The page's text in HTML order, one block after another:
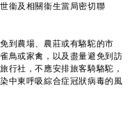
衞及相關衞生當局密切聯
農場、農莊或有駱駝的市
鳥或家禽，以及盡量避免到訪
行社，不應安排旅客騎駱駝，
中東呼吸綜合症冠狀病毒的風